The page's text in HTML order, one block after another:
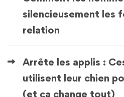
silencieusement les
relation
Arrête les applis :
utilisent leur chien
(et ça change tout)